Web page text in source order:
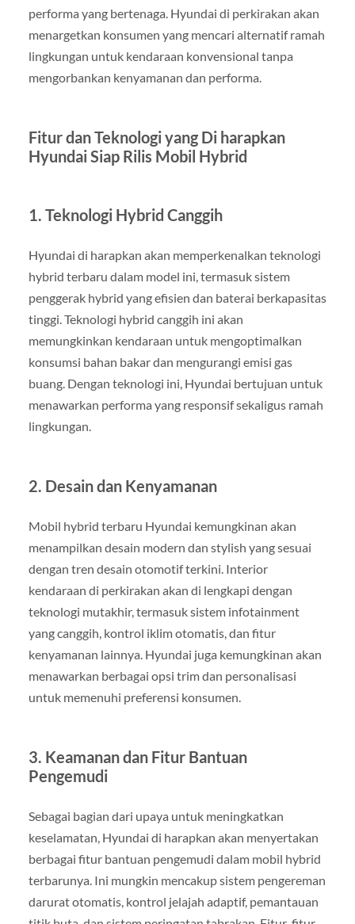
performa yang bertenaga. Hyundai di perkirakan akan
menargetkan konsumen yang mencari alternatif ramah
lingkungan untuk kendaraan konvensional tanpa
mengorbankan kenyamanan dan performa.
Fitur dan Teknologi yang Di harapkan
Hyundai Siap Rilis Mobil Hybrid
1. Teknologi Hybrid Canggih
Hyundai di harapkan akan memperkenalkan teknologi
hybrid terbaru dalam model ini, termasuk sistem
penggerak hybrid yang efisien dan baterai berkapasitas
tinggi. Teknologi hybrid canggih ini akan
memungkinkan kendaraan untuk mengoptimalkan
konsumsi bahan bakar dan mengurangi emisi gas
buang. Dengan teknologi ini, Hyundai bertujuan untuk
menawarkan performa yang responsif sekaligus ramah
lingkungan.
2. Desain dan Kenyamanan
Mobil hybrid terbaru Hyundai kemungkinan akan
menampilkan desain modern dan stylish yang sesuai
dengan tren desain otomotif terkini. Interior
kendaraan di perkirakan akan di lengkapi dengan
teknologi mutakhir, termasuk sistem infotainment
yang canggih, kontrol iklim otomatis, dan fitur
kenyamanan lainnya. Hyundai juga kemungkinan akan
menawarkan berbagai opsi trim dan personalisasi
untuk memenuhi preferensi konsumen.
3. Keamanan dan Fitur Bantuan
Pengemudi
Sebagai bagian dari upaya untuk meningkatkan
keselamatan, Hyundai di harapkan akan menyertakan
berbagai fitur bantuan pengemudi dalam mobil hybrid
terbarunya. Ini mungkin mencakup sistem pengereman
darurat otomatis, kontrol jelajah adaptif, pemantauan